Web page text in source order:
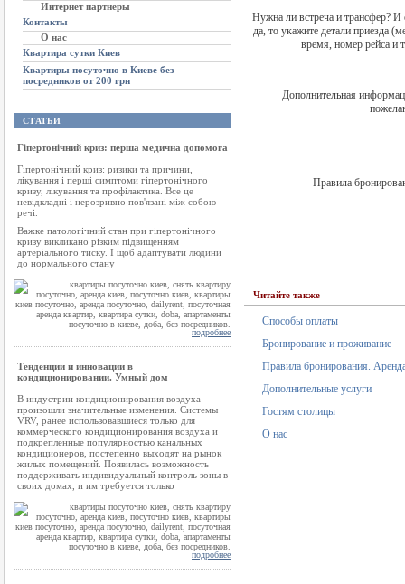
Интернет партнеры
Контакты
О нас
Квартира сутки Киев
Квартиры посуточно в Киеве без
посредников от 200 грн
СТАТЬИ
Гіпертонічний криз: перша медична допомога
Гіпертонічний криз: ризики та причини,
лікування і перші симптоми гіпертонічного
кризу, лікування та профілактика. Все це
невідкладні і нерозривно пов'язані між собою
речі.
Важке патологічний стан при гіпертонічного
кризу викликано різким підвищенням
артеріального тиску. І щоб адаптувати людини
до нормального стану
подробнее
Тенденции и инновации в
кондиционировании. Умный дом
В индустрии кондиционирования воздуха
произошли значительные изменения. Системы
VRV, ранее использовавшиеся только для
коммерческого кондиционирования воздуха и
подкрепленные популярностью канальных
кондиционеров, постепенно выходят на рынок
жилых помещений. Появилась возможность
поддерживать индивидуальный контроль зоны в
своих домах, и им требуется только
подробнее
Нужна ли встреча и трансфер? И
да, то укажите детали приезда
время, номер рейса и
Дополнительная
Правила
Читайте также
Способы оплаты
Бронирование и проживание
Правила бронирования.
Дополнительные услуги
Гостям столицы
О нас